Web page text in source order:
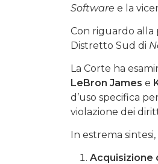
Software e la
Con riguardo alla
Distretto Sud di
La Corte ha
LeBron James e
d’uso specifica
violazione dei
In estrema
Acquisizione